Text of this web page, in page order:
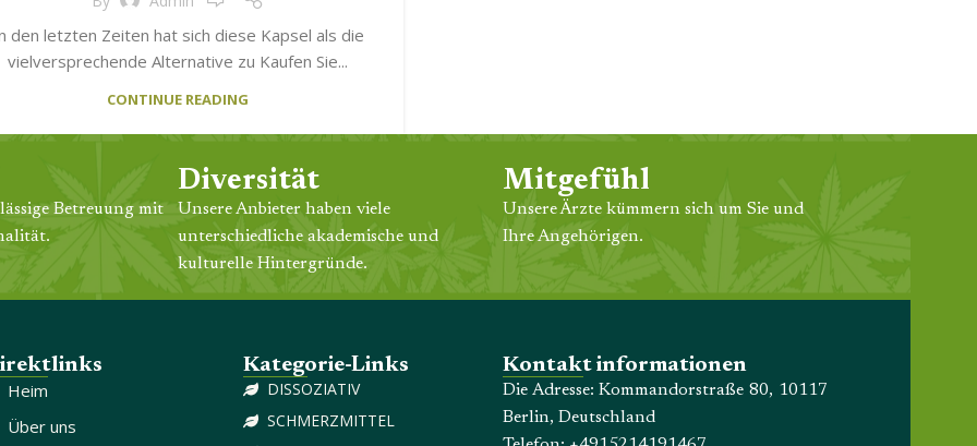
den letzten Zeiten hat sich diese Kapsel als die
vielversprechende Alternative zu Kaufen Sie...
CONTINUE READING
Betreuung mit
Diversität
Unsere Anbieter haben viele
unterschiedliche akademische und
kulturelle Hintergründe.
Mitgefühl
Unsere Ärzte kümmern sich um Sie und
Ihre Angehörigen.
Heim
Über uns
Kategorie-Links
DISSOZIATIV
SCHMERZMITTEL
Kontakt informationen
Die Adresse: Kommandorstraße 80, 10117
Berlin, Deutschland